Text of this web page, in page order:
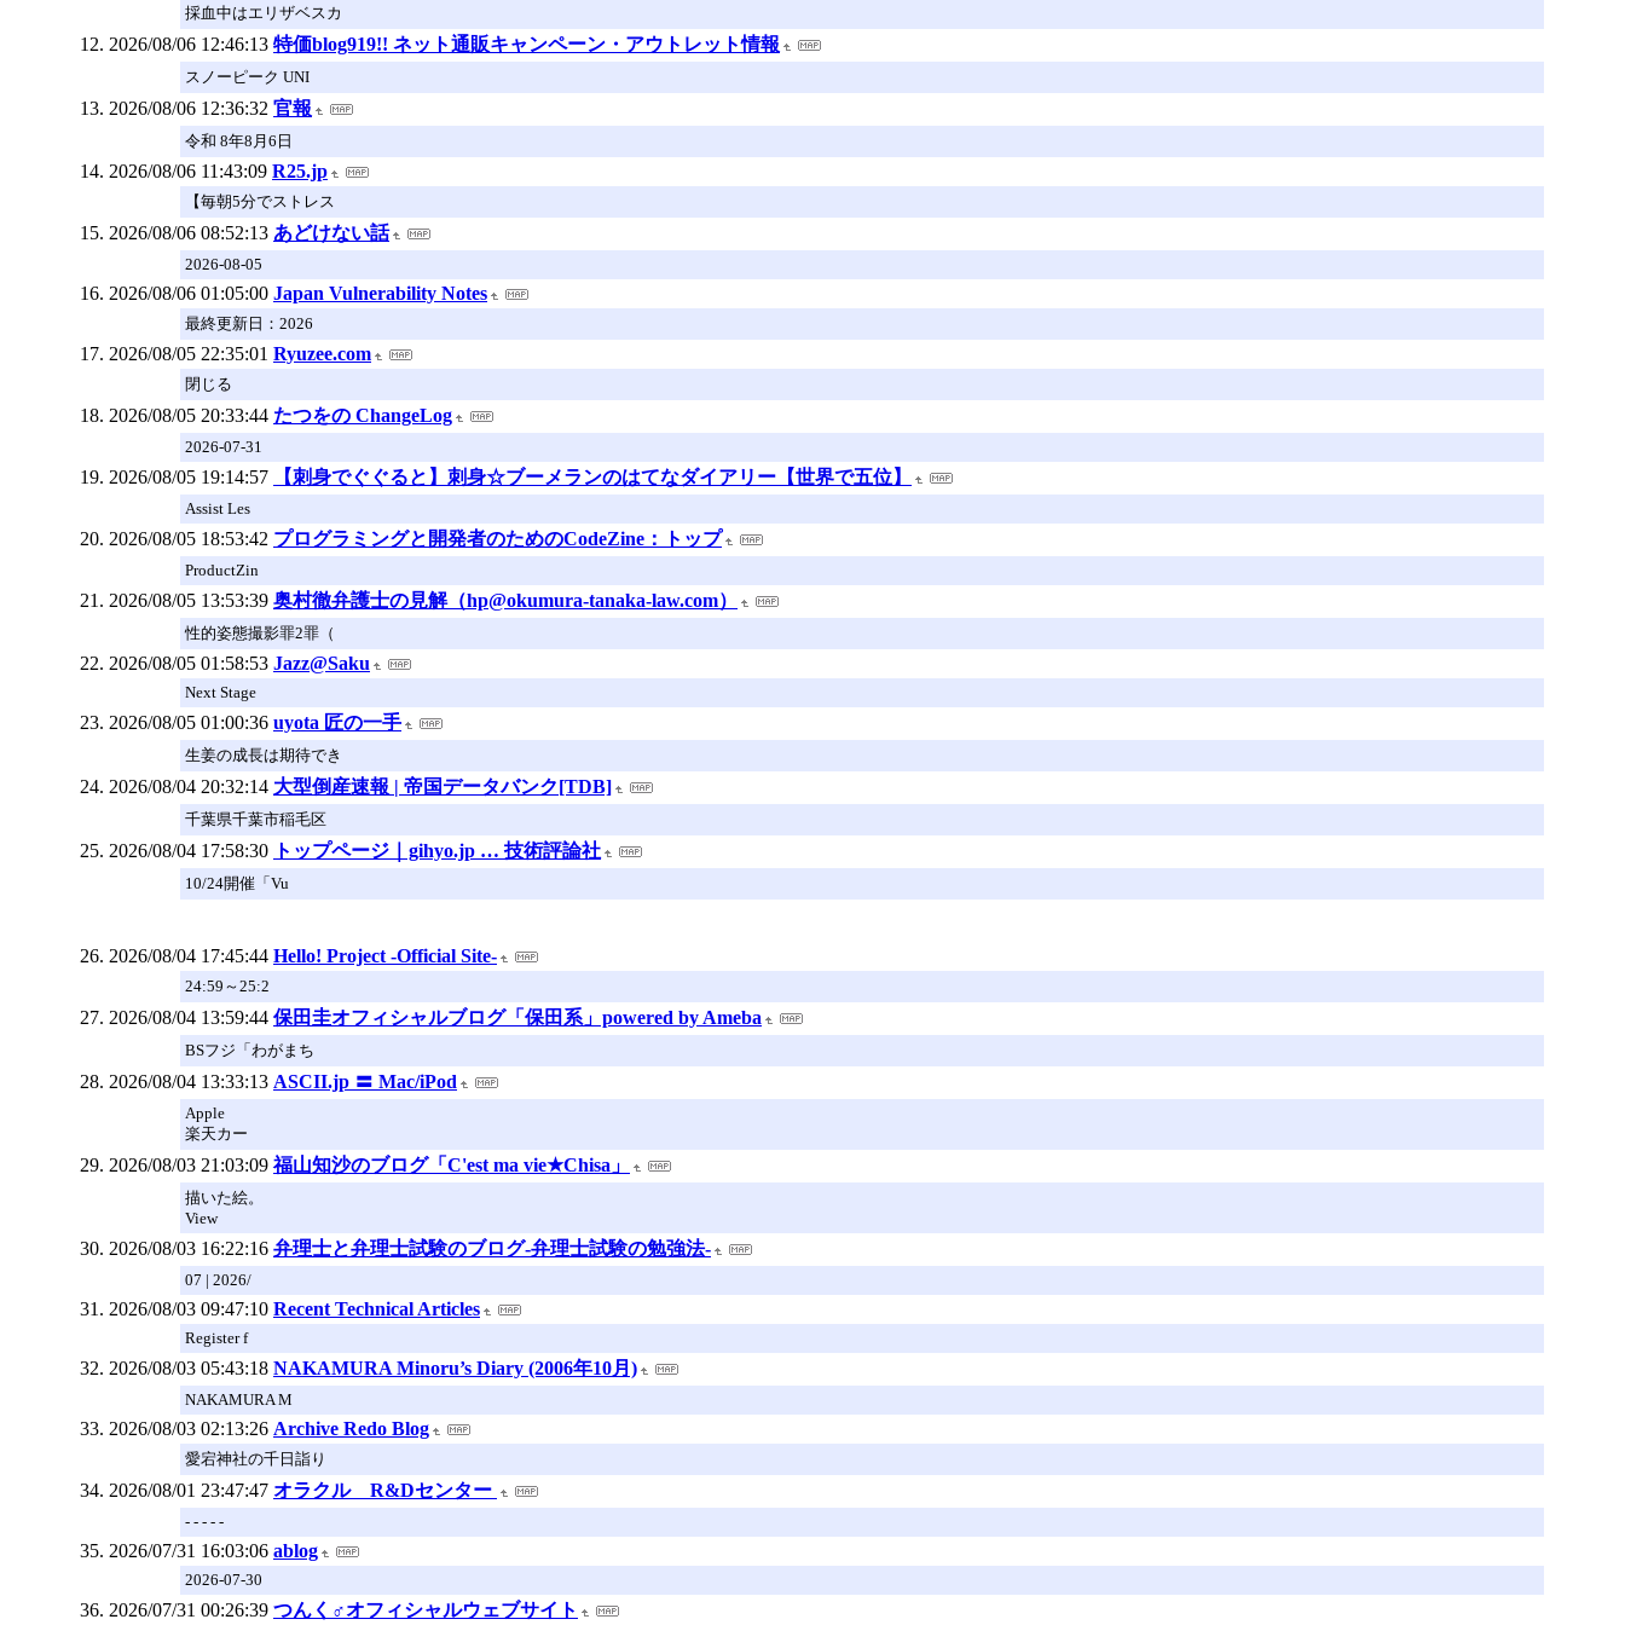
採血中はエリザベスカ
2026/08/06 12:46:13 特価blog919!! ネット通販キャンペーン・アウトレット情報
スノーピーク UNI
2026/08/06 12:36:32 官報
令和 8年8月6日
2026/08/06 11:43:09 R25.jp
【毎朝5分でストレス
2026/08/06 08:52:13 あどけない話
2026-08-05
2026/08/06 01:05:00 Japan Vulnerability Notes
最終更新日：2026
2026/08/05 22:35:01 Ryuzee.com
閉じる
2026/08/05 20:33:44 たつをの ChangeLog
2026-07-31
2026/08/05 19:14:57 【刺身でぐぐると】刺身☆ブーメランのはてなダイアリー【世界で五位】
Assist Les
2026/08/05 18:53:42 プログラミングと開発者のためのCodeZine：トップ
ProductZin
2026/08/05 13:53:39 奥村徹弁護士の見解（hp@okumura-tanaka-law.com）
性的姿態撮影罪2罪（
2026/08/05 01:58:53 Jazz@Saku
Next Stage
2026/08/05 01:00:36 uyota 匠の一手
生姜の成長は期待でき
2026/08/04 20:32:14 大型倒産速報 | 帝国データバンク[TDB]
千葉県千葉市稲毛区
2026/08/04 17:58:30 トップページ｜gihyo.jp … 技術評論社
10/24開催「Vu
2026/08/04 17:45:44 Hello! Project -Official Site-
24:59～25:2
2026/08/04 13:59:44 保田圭オフィシャルブログ「保田系」powered by Ameba
​BSフジ「わがまち
2026/08/04 13:33:13 ASCII.jp 〓 Mac/iPod
Apple
楽天カー
2026/08/03 21:03:09 福山知沙のブログ「C'est ma vie★Chisa」
描いた絵。
View
2026/08/03 16:22:16 弁理士と弁理士試験のブログ-弁理士試験の勉強法-
07 | 2026/
2026/08/03 09:47:10 Recent Technical Articles
Register f
2026/08/03 05:43:18 NAKAMURA Minoru’s Diary (2006年10月)
NAKAMURA M
2026/08/03 02:13:26 Archive Redo Blog
愛宕神社の千日詣り
2026/08/01 23:47:47 オラクル R&Dセンター
- - - - -
2026/07/31 16:03:06 ablog
2026-07-30
2026/07/31 00:26:39 つんく♂オフィシャルウェブサイト